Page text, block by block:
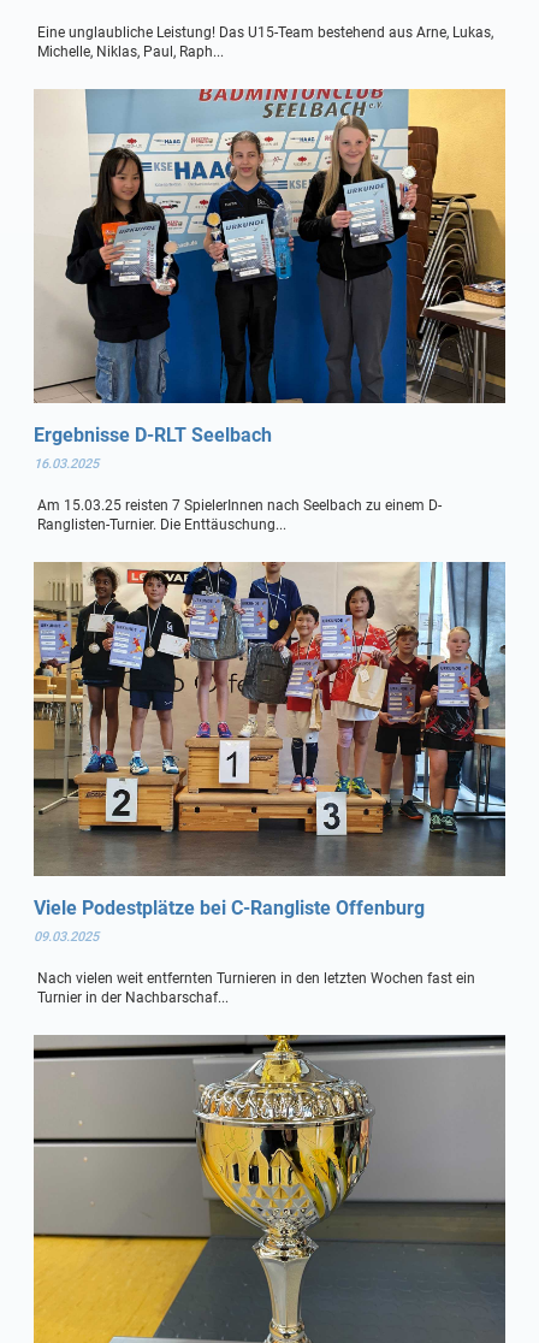
Eine unglaubliche Leistung! Das U15-Team bestehend aus Arne, Lukas,
Michelle, Niklas, Paul, Raph...
Ergebnisse D-RLT Seelbach
16.03.2025
Am 15.03.25 reisten 7 SpielerInnen nach Seelbach zu einem D-
Ranglisten-Turnier. Die Enttäuschung...
Viele Podestplätze bei C-Rangliste Offenburg
09.03.2025
Nach vielen weit entfernten Turnieren in den letzten Wochen fast ein
Turnier in der Nachbarschaf...